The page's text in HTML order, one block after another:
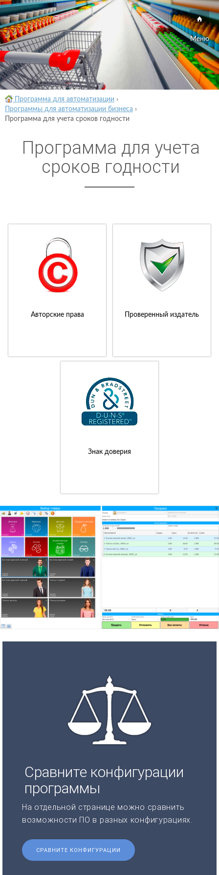
Меню
Программа для автоматизации ›
Программы для автоматизации бизнеса ›
Программа для учета сроков годности
Программа для учета
сроков годности
Авторские права Проверенный издатель
Знак доверия
Сравните конфигурации
программы
На отдельной странице можно сравнить
возможности ПО в разных конфигурациях.
СРАВНИТЕ КОНФИГУРАЦИИ